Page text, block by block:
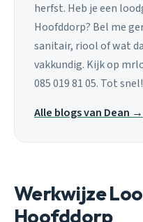
herfst. Heb je een
Hoofddorp? Bel me
sanitair, riool of wat
vakkundig. Kijk op
085 019 81 05. Tot snel!
Alle blogs van Dean →
Werkwijze
Hoofddorp